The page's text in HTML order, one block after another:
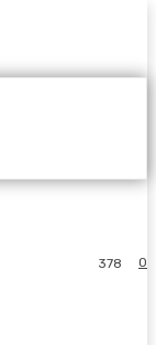
0
378